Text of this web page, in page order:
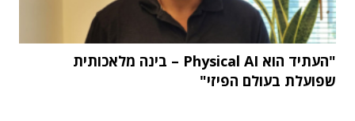
"העתיד הוא Physical AI – בינה מלאכותית
שפועלת בעולם הפיזי"